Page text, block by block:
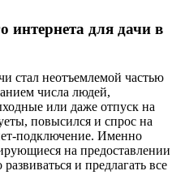
интернета для дачи в
стал неотъемлемой частью
числа людей,
или даже отпуск на
повысился и спрос на
подключение. Именно
на предоставлении
и предлагать все